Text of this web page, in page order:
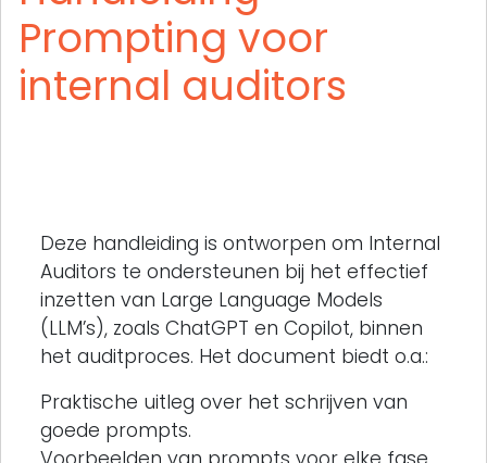
Prompting voor
internal auditors
Deze handleiding is ontworpen om Internal
Auditors te ondersteunen bij het effectief
inzetten van Large Language Models
(LLM’s), zoals ChatGPT en Copilot, binnen
het auditproces. Het document biedt o.a.:
Praktische uitleg over het schrijven van
goede prompts.